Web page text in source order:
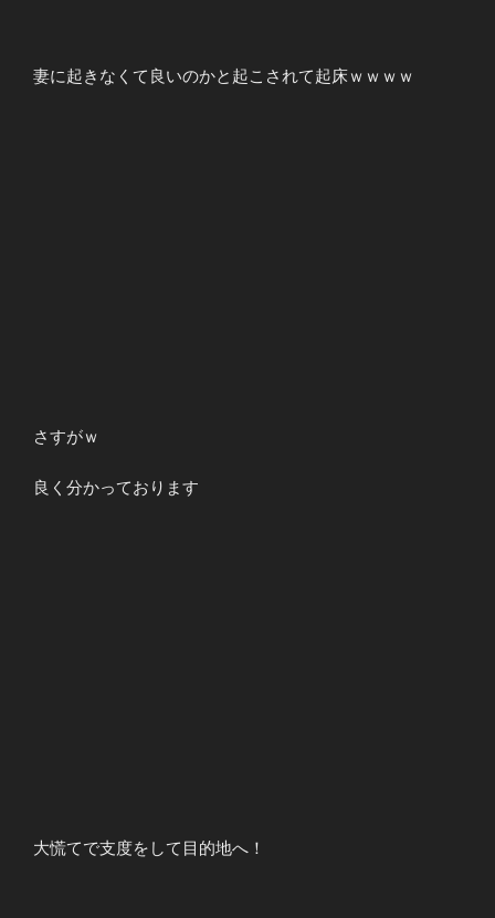
妻に起きなくて良いのかと起こされて起床ｗｗｗｗ
さすがｗ
良く分かっております
大慌てで支度をして目的地へ！